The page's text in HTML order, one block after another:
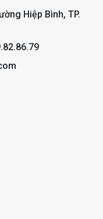
Hiệp Bình, TP.